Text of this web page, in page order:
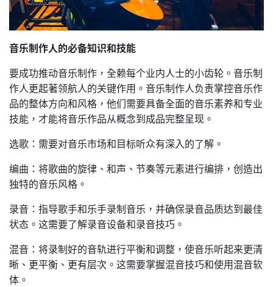
音乐制作人的必备知识和技能
要成功推动音乐制作，全赖每个业内人士的小齿轮。音乐制
作人更起著领航人的关键作用。音乐制作人负责掌控音乐作
品的整体方向和风格，他们需要具备全面的音乐素养和专业
技能，才能将音乐作品从概念到成品完整呈现。
选歌：需要对音乐市场和目标听众有深入的了解。
编曲：将歌曲的旋律、和声、节奏等元素进行编排，创造出
独特的音乐风格。
录音：指导歌手和乐手录制音乐，并确保录音品质达到最佳
状态。这需要了解录音设备和录音技巧。
混音：将录制好的音轨进行平衡和调整，使音乐听起来更清
晰、更平衡、更有层次。这需要掌握混音技巧和使用混音软
体。